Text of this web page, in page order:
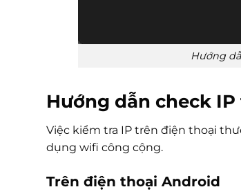
Hướng
Hướng dẫn check
Việc kiểm tra IP trên điện thoại
dụng wifi công cộng.
Trên điện thoại Android